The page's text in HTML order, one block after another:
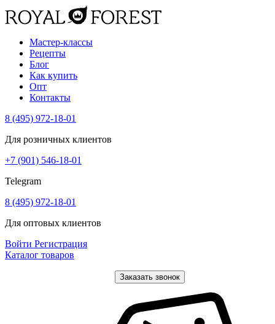
Мастер-классы
Рецепты
Блог
Как купить
Опт
Контакты
8 (495) 972-18-01
Для розничных клиентов
+7 (901) 546-18-01
Telegram
8 (495) 972-18-01
Для оптовых клиентов
Войти Регистрация
Каталог товаров
Заказать звонок